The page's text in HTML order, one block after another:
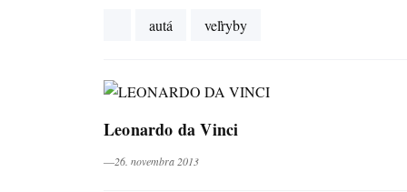
autá veľryby
Leonardo da Vinci
―26. novembra 2013